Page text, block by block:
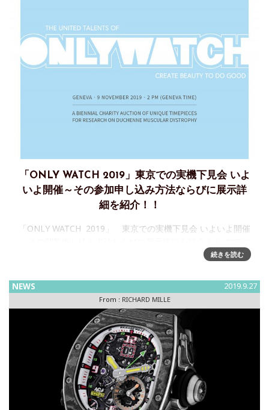
「ONLY WATCH 2019」東京での実機下見会 いよ
いよ開催～その参加申し込み方法ならびに展示詳
細を紹介！！
「ONLY WATCH 2019」 東京での実機下見会 いよいよ開催
お伝えしているが、多くの時計ブランドが参加し、難病の
続きを読む
NEWS 2019.9.27
From : RICHARD MILLE